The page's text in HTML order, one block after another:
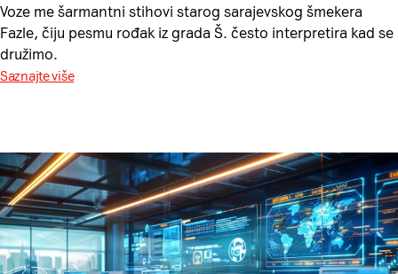
Voze me šarmantni stihovi starog sarajevskog šmekera
Fazle, čiju pesmu rođak iz grada Š. često interpretira kad se
družimo.
Saznajte više